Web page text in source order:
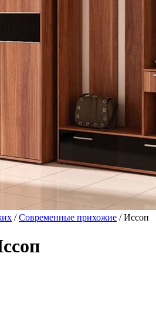
/Современные прихожие / Иссоп